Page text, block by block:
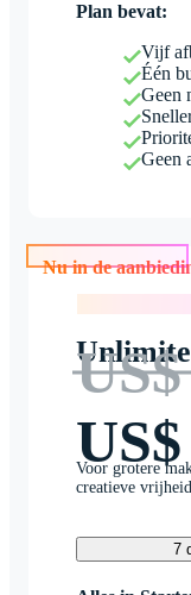
Plan bevat:
Vijf
Één
Geen
Geen
Nu in de aanbieding!
Voor grotere
creatieve
7